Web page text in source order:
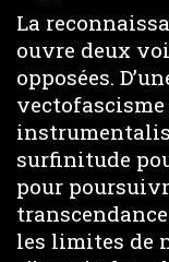
La
ouvre deux
opposées.
vectofascisme
surfinitude
pour
les limites de